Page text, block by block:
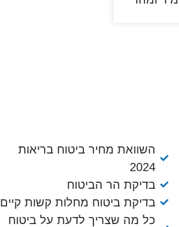
השוואת מחיר ביטוח בריאות
2024
בדיקת הר הביטוח
בדיקת ביטוח מחלות קשות קיים
כל מה שצריך לדעת על ביטוח